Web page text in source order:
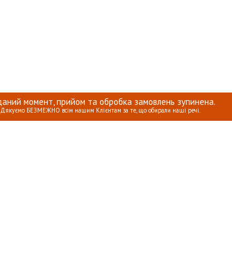
момент, прийом та обробка замовлень зупинена.
Дякуємо БЕЗМЕЖНО всім нашим Клієнтам за те, що обирали наші речі.